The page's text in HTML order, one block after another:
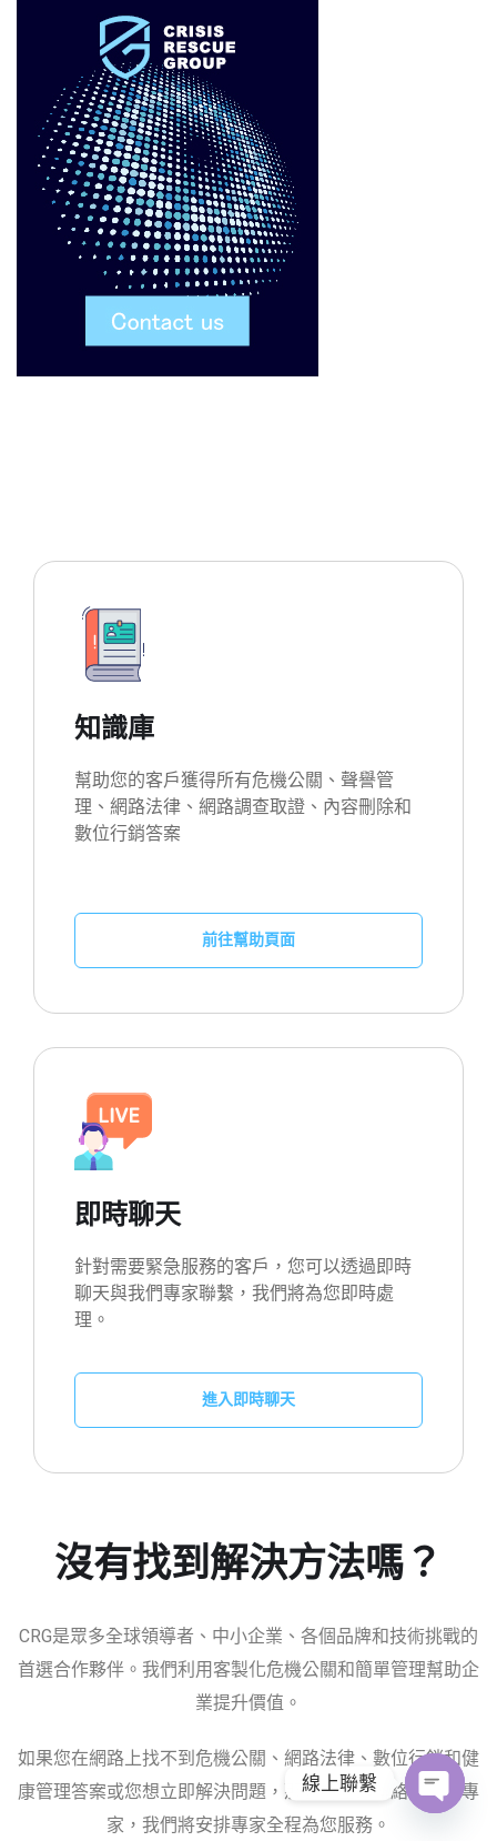
知識庫
幫助您的客戶獲得所有危機公關、聲譽管
理、網路法律、網路調查取證、內容刪除和
數位行銷答案
前往幫助頁面
即時聊天
針對需要緊急服務的客戶，您可以透過即時
聊天與我們專家聯繫，我們將為您即時處
理。
進入即時聊天
沒有找到解決方法嗎？
CRG是眾多全球領導者、中小企業、各個品牌和技術挑戰的
首選合作夥伴。我們利用客製化危機公關和簡單管理幫助企
業提升價值。
如果您在網路上找不到危機公關、網路法律、數位行銷和健
康管理答案或您想立即解決問題，那麼請立即聯絡我們的專
家，我們將安排專家全程為您服務。
線上聯繫